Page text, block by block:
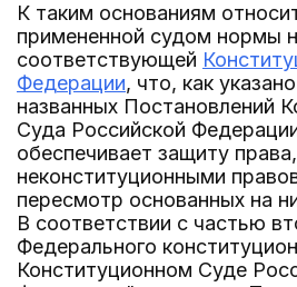
К таким основаниям
примененной судом нормы
соответствующей
Федерации, что, как
названных Постановлений
Суда Российской
обеспечивает защиту
неконституционными
пересмотр основанных на
В соответствии с частью
Федерального
Конституционном Суде